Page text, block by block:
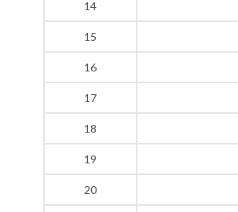
14
15
16
17
18
19
20